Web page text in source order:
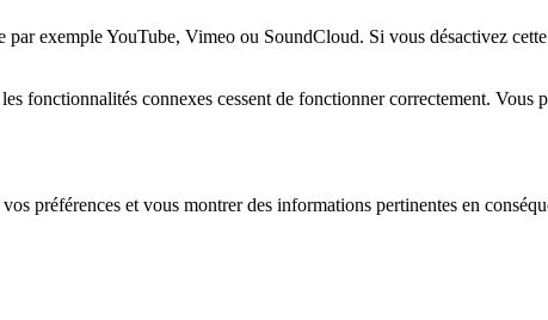
exemple YouTube, Vimeo ou SoundCloud. Si vous désactivez
fonctionnalités connexes cessent de fonctionner correctement. Vous
préférences et vous montrer des informations pertinentes en